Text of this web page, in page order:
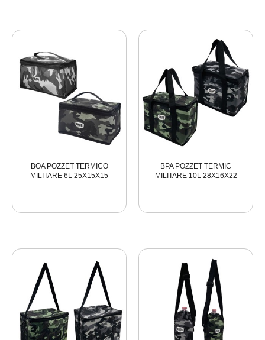
BOA POZZET TERMICO
MILITARE 6L 25X15X15
BPA POZZET TERMIC
MILITARE 10L 28X16X22